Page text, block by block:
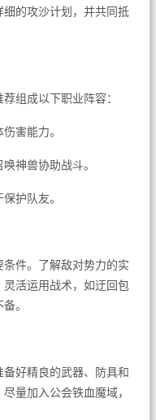
的攻沙计划，并共同抵
组成以下职业阵容：
害能力。
神兽协助战斗。
护队友。
件。了解敌对势力的实
活运用战术，如迂回包
。
好精良的武器、防具和
量加入公会铁血魔域，